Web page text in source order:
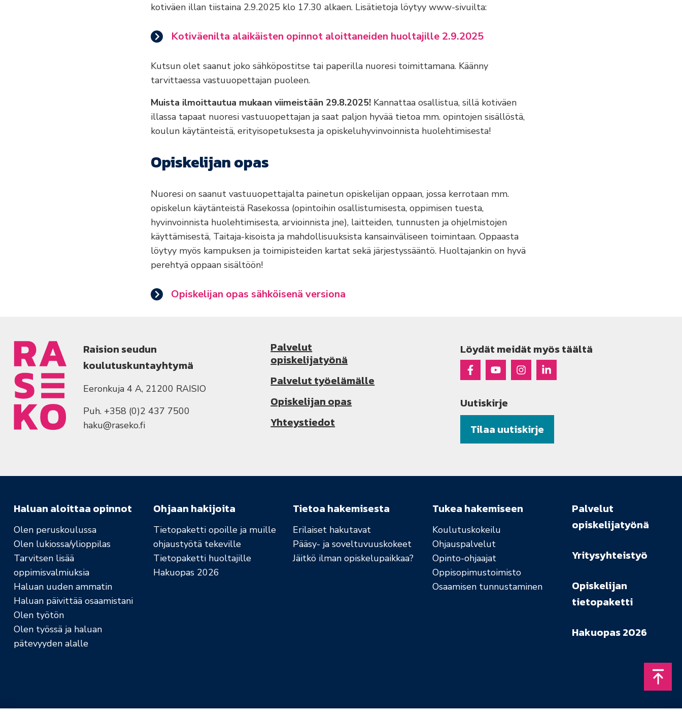
kotiväen illan tiistaina 2.9.2025 klo 17.30 alkaen. Lisätietoja löytyy www-sivuilta:
Kotiväenilta alaikäisten opinnot aloittaneiden huoltajille 2.9.2025
Kutsun olet saanut joko sähköpostitse tai paperilla nuoresi toimittamana. Käänny
tarvittaessa vastuuopettajan puoleen.
Muista ilmoittautua mukaan viimeistään 29.8.2025! Kannattaa osallistua, sillä kotiväen
illassa tapaat nuoresi vastuuopettajan ja saat paljon hyvää tietoa mm. opintojen sisällöstä,
koulun käytänteistä, erityisopetuksesta ja opiskeluhyvinvoinnista huolehtimisesta!
Opiskelijan opas
Nuoresi on saanut vastuuopettajalta painetun opiskelijan oppaan, jossa kerrotaan mm.
opiskelun käytänteistä Rasekossa (opintoihin osallistumisesta, oppimisen tuesta,
hyvinvoinnista huolehtimisesta, arvioinnista jne), laitteiden, tunnusten ja ohjelmistojen
käyttämisestä, Taitaja-kisoista ja mahdollisuuksista kansainväliseen toimintaan. Oppaasta
löytyy myös kampuksen ja toimipisteiden kartat sekä järjestyssääntö. Huoltajankin on hyvä
perehtyä oppaan sisältöön!
Opiskelijan opas sähköisenä versiona
Raision seudun
koulutuskuntayhtymä
Eeronkuja 4 A, 21200 RAISIO
Puh. +358 (0)2 437 7500
haku@raseko.fi
Palvelut
opiskelijatyönä
Palvelut työelämälle
Opiskelijan opas
Yhteystiedot
Löydät meidät myös täältä
Raseko Facebookissa
Raseko Youtubessa
Raseko Instagramissa
Raseko Linkedinissä
Uutiskirje
Tilaa uutiskirje
Haluan aloittaa opinnot
Olen peruskoulussa
Olen lukiossa/ylioppilas
Tarvitsen lisää
oppimisvalmiuksia
Haluan uuden ammatin
Haluan päivittää osaamistani
Olen työtön
Olen työssä ja haluan
pätevyyden alalle
Ohjaan hakijoita
Tietopaketti opoille ja muille
ohjaustyötä tekeville
Tietopaketti huoltajille
Hakuopas 2026
Tietoa hakemisesta
Erilaiset hakutavat
Pääsy- ja soveltuvuuskokeet
Jäitkö ilman opiskelupaikkaa?
Tukea hakemiseen
Koulutuskokeilu
Ohjauspalvelut
Opinto-ohjaajat
Oppisopimustoimisto
Osaamisen tunnustaminen
Palvelut
opiskelijatyönä
Yritysyhteistyö
Opiskelijan
tietopaketti
Hakuopas 2026